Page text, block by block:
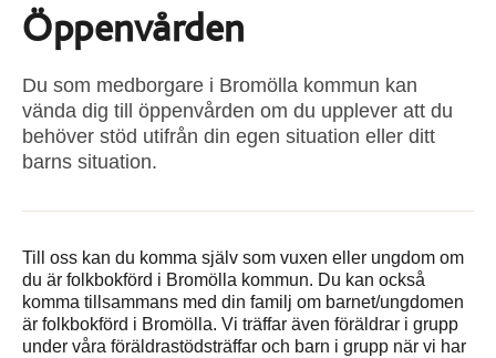
Öppenvården
Du som medborgare i Bromölla kommun kan
vända dig till öppenvården om du upplever att du
behöver stöd utifrån din egen situation eller ditt
barns situation.
Till oss kan du komma själv som vuxen eller ungdom om
du är folkbokförd i Bromölla kommun. Du kan också
komma tillsammans med din familj om barnet/ungdomen
är folkbokförd i Bromölla. Vi träffar även föräldrar i grupp
under våra föräldrastödsträffar och barn i grupp när vi har